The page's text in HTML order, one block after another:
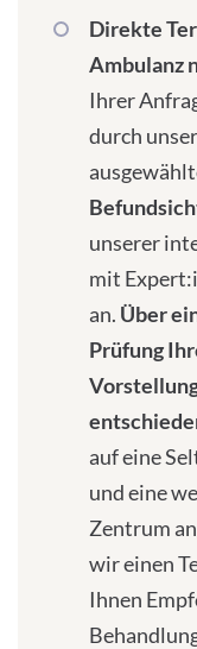
Direkte
Ambulanz
Ihrer
durch
unserer
mit
an. Über
Prüfung
auf eine
und eine
Zentrum
wir einen
Ihnen